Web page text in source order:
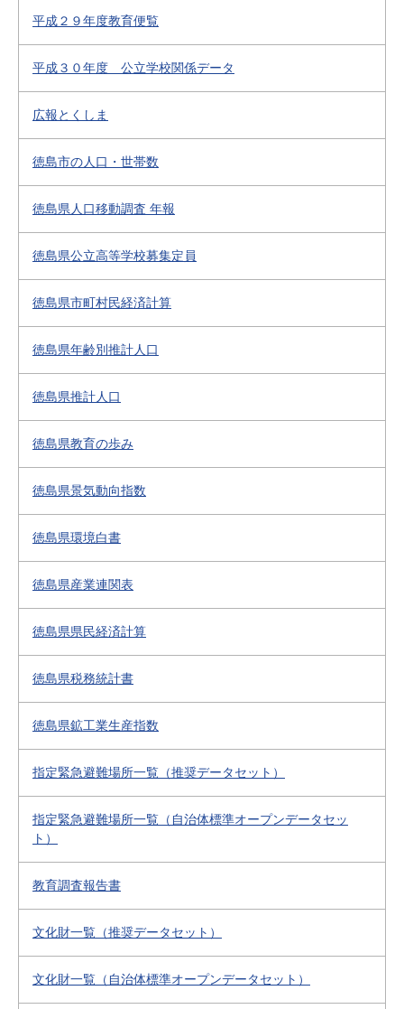
平成２９年度教育便覧
平成３０年度 公立学校関係データ
広報とくしま
徳島市の人口・世帯数
徳島県人口移動調査 年報
徳島県公立高等学校募集定員
徳島県市町村民経済計算
徳島県年齢別推計人口
徳島県推計人口
徳島県教育の歩み
徳島県景気動向指数
徳島県環境白書
徳島県産業連関表
徳島県県民経済計算
徳島県税務統計書
徳島県鉱工業生産指数
指定緊急避難場所一覧（推奨データセット）
指定緊急避難場所一覧（自治体標準オープンデータセッ
ト）
教育調査報告書
文化財一覧（推奨データセット）
文化財一覧（自治体標準オープンデータセット）